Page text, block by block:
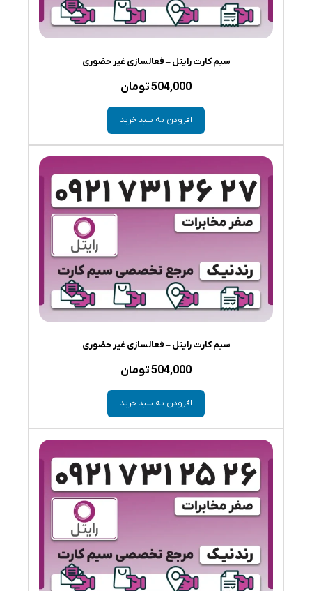
سیم کارت رایتل – فعالسازی غیر حضوری
504,000تومان
افزودن به سبد خرید
سیم کارت رایتل – فعالسازی غیر حضوری
504,000تومان
افزودن به سبد خرید